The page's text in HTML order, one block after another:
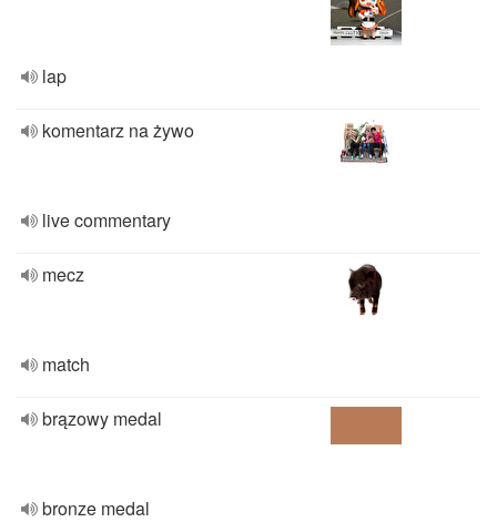
lap
komentarz na żywo
live commentary
mecz
match
brązowy medal
bronze medal